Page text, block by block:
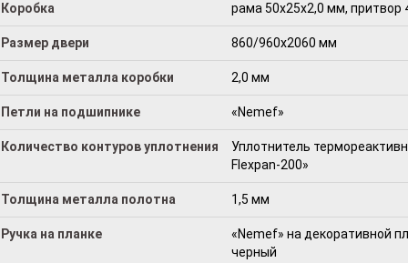
Коробка рама 50x25x2,0 мм, притвор
Размер двери 860/960х2060 мм
Толщина металла коробки 2,0 мм
Петли на подшипнике «Nemef»
Количество контуров уплотнения
Уплотнитель
Flexpan-200»
Толщина металла полотна 1,5 мм
Ручка на планке
«Nemef» на декоративной
черный